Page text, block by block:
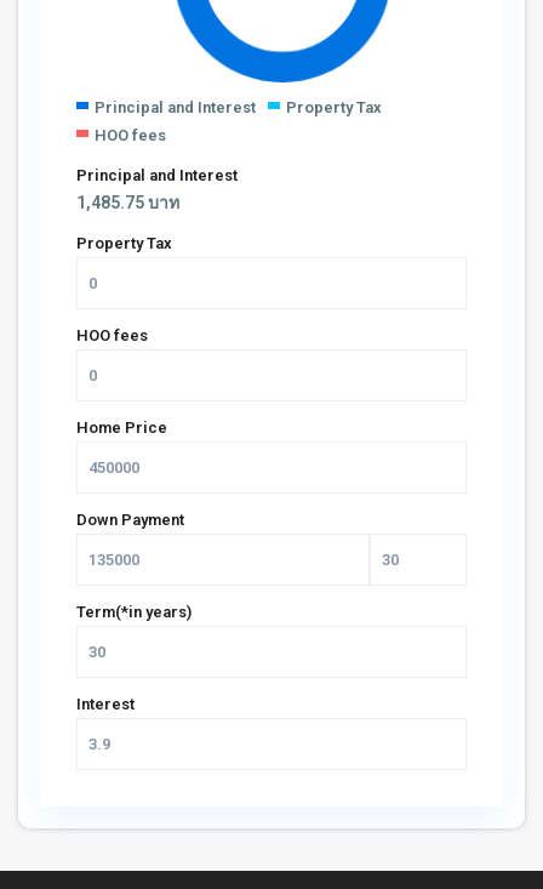
Principal and Interest
Property Tax
HOO fees
Principal and Interest
1,485.75บาท
Property Tax
HOO fees
Home Price
Down Payment
Term(*in years)
Interest